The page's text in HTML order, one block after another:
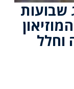
שבועות
וחלל